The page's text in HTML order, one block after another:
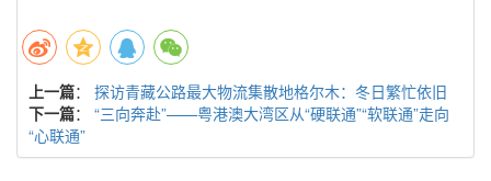
上一篇： 探访青藏公路最大物流集散地格尔木：冬日繁忙依旧
下一篇： “三向奔赴”——粤港澳大湾区从“硬联通”“软联通”走向
“心联通”